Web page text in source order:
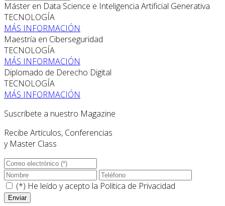
Máster en Data Science e Inteligencia Artificial Generativa
TECNOLOGÍA
MÁS INFORMACIÓN
Maestría en Ciberseguridad
TECNOLOGÍA
MÁS INFORMACIÓN
Diplomado de Derecho Digital
TECNOLOGÍA
MÁS INFORMACIÓN
Suscríbete a nuestro Magazine
Recibe Artículos, Conferencias
y Master Class
(*) He leído y acepto la Politica de Privacidad